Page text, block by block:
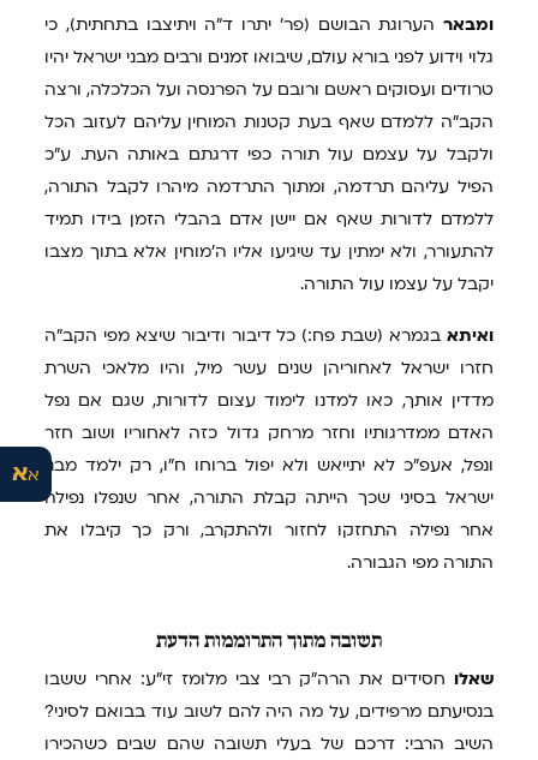
אא
ומבאר הערוגת הבושם (פר' יתרו ד"ה ויתיצבו בתחתית), כי
גלוי וידוע לפני בורא עולם, שיבואו זמנים ורבים מבני ישראל יהיו
טרודים ועסוקים ראשם ורובם על הפרנסה ועל הכלכלה, ורצה
הקב"ה ללמדם שאף בעת קטנות המוחין עליהם לעזוב הכל
ולקבל על עצמם עול תורה כפי דרגתם באותה העת. ע"כ
הפיל עליהם תרדמה, ומתוך התרדמה מיהרו לקבל התורה,
ללמדם לדורות שאף אם יישן אדם בהבלי הזמן בידו תמיד
להתעורר, ולא ימתין עד שיגיעו אליו ה'מוחין אלא בתוך מצבו
יקבל על עצמו עול התורה.
ואיתא בגמרא (שבת פח:) כל דיבור ודיבור שיצא מפי הקב"ה
חזרו ישראל לאחוריהן שנים עשר מיל, והיו מלאכי השרת
מדדין אותך, כאו למדנו לימוד עצום לדורות, שגם אם נפל
האדם ממדרגותיו וחזר מרחק גדול כזה לאחוריו ושוב חזר
ונפל, אעפ"כ לא יתייאש ולא יפול ברוחו ח"ו, רק ילמד מבני
ישראל בסיני שכך הייתה קבלת התורה, אחר שנפלו נפילה
אחר נפילה התחזקו לחזור ולהתקרב, ורק כך קיבלו את
התורה מפי הגבורה.
תשובה מתוך התרוממות הדעת
שאלו חסידים את הרה"ק רבי צבי מלומז זי"ע: אחרי ששבו
בנסיעתם מרפידים, על מה היה להם לשוב עוד בבואם לסיני?
השיב הרבי: דרכם של בעלי תשובה שהם שבים כשהכירו